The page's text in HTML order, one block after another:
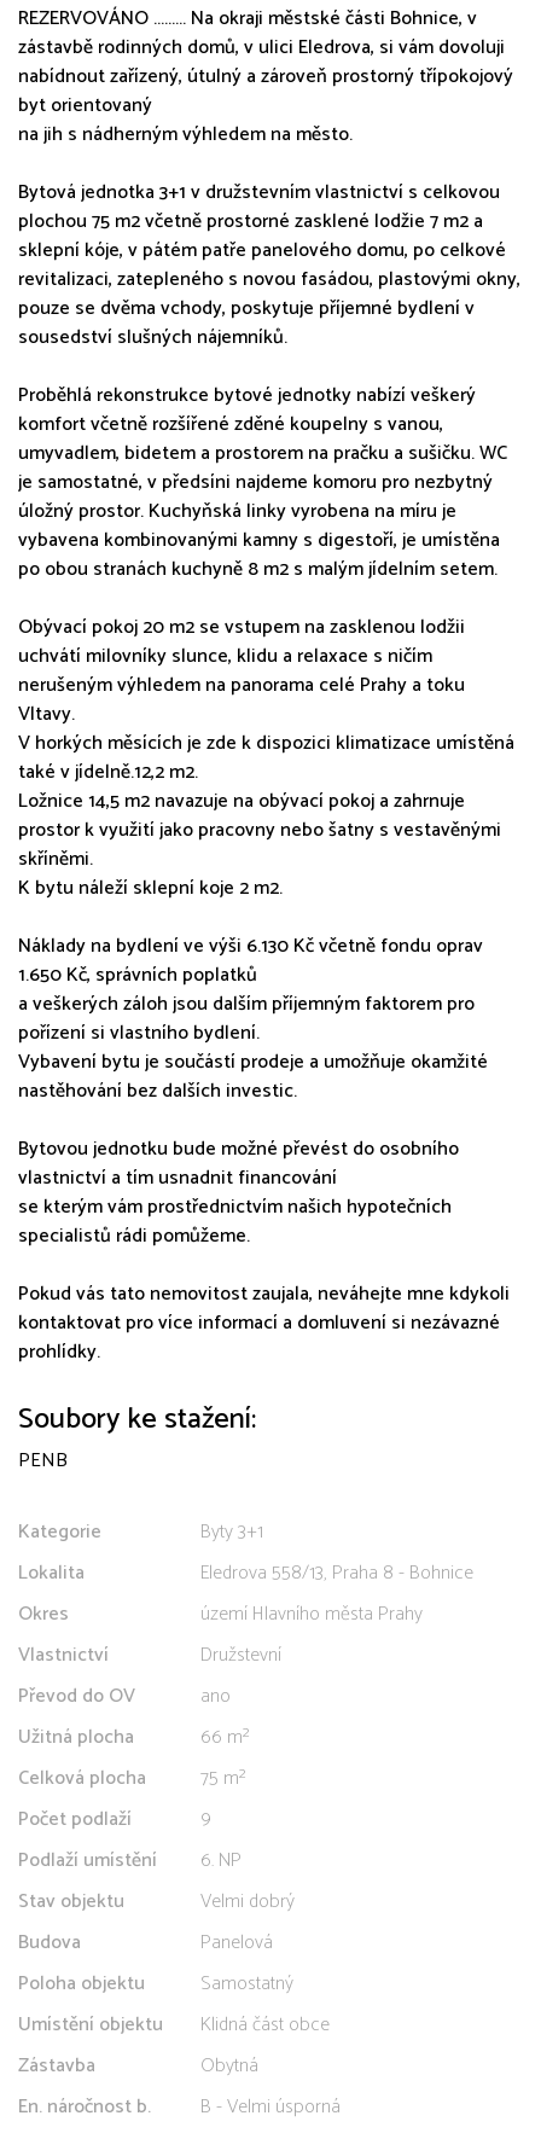
REZERVOVÁNO ......... Na okraji městské části Bohnice, v
zástavbě rodinných domů, v ulici Eledrova, si vám dovoluji
nabídnout zařízený, útulný a zároveň prostorný třípokojový
byt orientovaný
na jih s nádherným výhledem na město.
Bytová jednotka 3+1 v družstevním vlastnictví s celkovou
plochou 75 m2 včetně prostorné zasklené lodžie 7 m2 a
sklepní kóje, v pátém patře panelového domu, po celkové
revitalizaci, zatepleného s novou fasádou, plastovými okny,
pouze se dvěma vchody, poskytuje příjemné bydlení v
sousedství slušných nájemníků.
Proběhlá rekonstrukce bytové jednotky nabízí veškerý
komfort včetně rozšířené zděné koupelny s vanou,
umyvadlem, bidetem a prostorem na pračku a sušičku. WC
je samostatné, v předsíni najdeme komoru pro nezbytný
úložný prostor. Kuchyňská linky vyrobena na míru je
vybavena kombinovanými kamny s digestoří, je umístěna
po obou stranách kuchyně 8 m2 s malým jídelním setem.
Obývací pokoj 20 m2 se vstupem na zasklenou lodžii
uchvátí milovníky slunce, klidu a relaxace s ničím
nerušeným výhledem na panorama celé Prahy a toku
Vltavy.
V horkých měsících je zde k dispozici klimatizace umístěná
také v jídelně.12,2 m2.
Ložnice 14,5 m2 navazuje na obývací pokoj a zahrnuje
prostor k využití jako pracovny nebo šatny s vestavěnými
skříněmi.
K bytu náleží sklepní koje 2 m2.
Náklady na bydlení ve výši 6.130 Kč včetně fondu oprav
1.650 Kč, správních poplatků
a veškerých záloh jsou dalším příjemným faktorem pro
pořízení si vlastního bydlení.
Vybavení bytu je součástí prodeje a umožňuje okamžité
nastěhování bez dalších investic.
Bytovou jednotku bude možné převést do osobního
vlastnictví a tím usnadnit financování
se kterým vám prostřednictvím našich hypotečních
specialistů rádi pomůžeme.
Pokud vás tato nemovitost zaujala, neváhejte mne kdykoli
kontaktovat pro více informací a domluvení si nezávazné
prohlídky.
Soubory ke stažení:
PENB
Kategorie
Byty 3+1
Lokalita
Eledrova 558/13, Praha 8 - Bohnice
Okres
území Hlavního města Prahy
Vlastnictví
Družstevní
Převod do OV
ano
Užitná plocha
66 m²
Celková plocha
75 m²
Počet podlaží
9
Podlaží umístění
6. NP
Stav objektu
Velmi dobrý
Budova
Panelová
Poloha objektu
Samostatný
Umístění objektu
Klidná část obce
Zástavba
Obytná
En. náročnost b.
B - Velmi úsporná